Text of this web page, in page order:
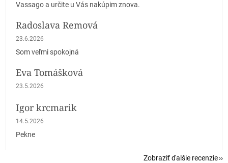
Vassago a určite u Vás nakúpim znova.
Radoslava Remová
Hodnotenie obchodu je 5 z 5 hviezdičiek.
23.6.2026
Som veľmi spokojná
Eva Tomášková
Hodnotenie obchodu je 5 z 5 hviezdičiek.
23.5.2026
Igor krcmarik
Hodnotenie obchodu je 5 z 5 hviezdičiek.
14.5.2026
Pekne
Zobraziť ďalšie recenzie